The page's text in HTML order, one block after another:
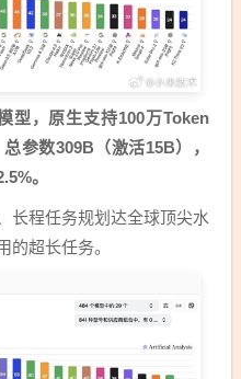
型，原生支持100万Token
参数309B（激活15B），
。
长程任务规划达全球顶尖水
的超长任务。